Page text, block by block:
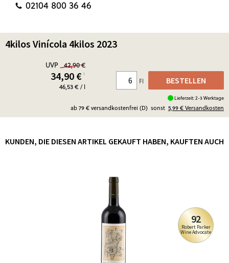
02104 800 36 46
4kilos Vinícola 4kilos 2023
UVP 42,90 €
34,90 €¹
46,53 € / l
ab 79 € versandkostenfrei (D) sonst 5,99 €Versandkosten
Fl BESTELLEN
Lieferzeit: 2-3 Werktage
KUNDEN, DIE DIESEN ARTIKEL GEKAUFT HABEN, KAUFTEN AUCH
92
Robert Parker
Wine Advocate